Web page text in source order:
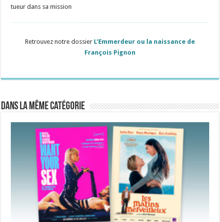
tueur dans sa mission
Retrouvez notre dossier L’Emmerdeur ou la naissance de
François Pignon
Dans la même catégorie